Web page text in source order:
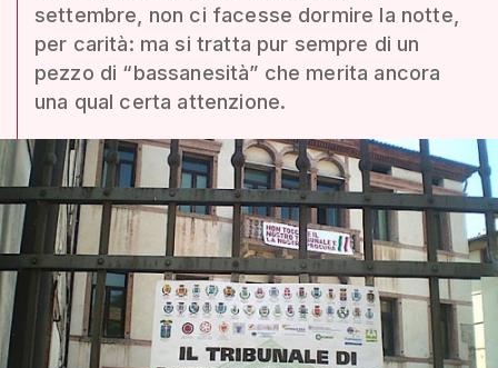
settembre, non ci facesse dormire la notte,
per carità: ma si tratta pur sempre di un
pezzo di “bassanesità” che merita ancora
una qual certa attenzione.